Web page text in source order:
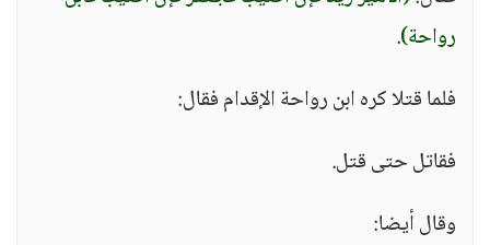
رواحة).
فلما قتلا كره ابن رواحة الإقدام فقال:
فقاتل حتى قتل.
وقال أيضا: